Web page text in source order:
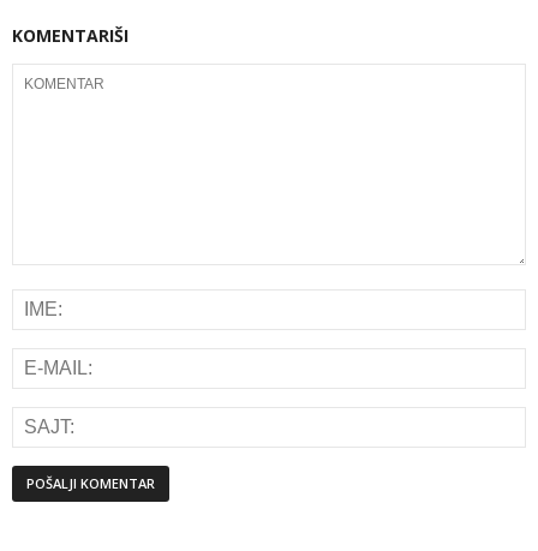
KOMENTARIŠI